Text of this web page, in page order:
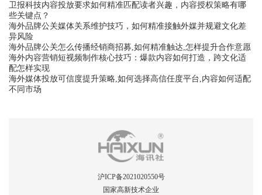
卫报科技内容投放要求如何精准匹配读者兴趣，内容授权策略有哪
些关键点？
海外品牌公关媒体关系维护技巧，如何精准接触外媒并规避文化差
异风险
海外品牌公关怎么传播经销商招募,如何精准触达,怎样提升合作意愿
海外内容营销短视频制作核心技巧：爆款内容如何打造，跨文化适
配怎样实现
海外媒体投放可信度提升策略,如何选择高信任度平台,内容如何适配
不同市场
沪ICP备2021020550号
国家高新技术企业